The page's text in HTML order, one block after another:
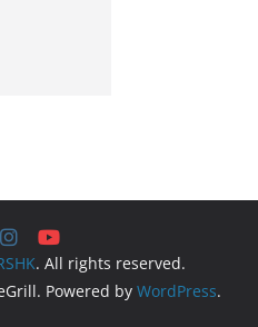
. All rights reserved.
Powered by WordPress.